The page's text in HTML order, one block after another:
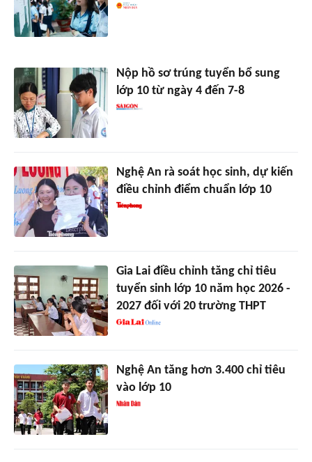
Nộp hồ sơ trúng tuyển bổ sung
lớp 10 từ ngày 4 đến 7-8
Nghệ An rà soát học sinh, dự kiến
điều chỉnh điểm chuẩn lớp 10
Gia Lai điều chỉnh tăng chỉ tiêu
tuyển sinh lớp 10 năm học 2026 -
2027 đối với 20 trường THPT
Nghệ An tăng hơn 3.400 chỉ tiêu
vào lớp 10